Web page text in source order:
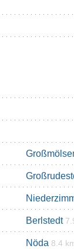
Berlstedt
Nöda 8.4